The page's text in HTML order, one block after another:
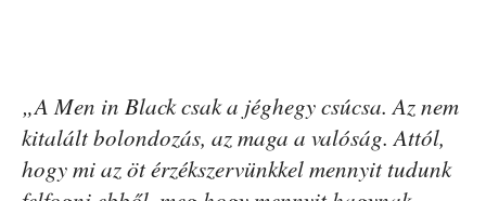
„A Men in Black csak a jéghegy csúcsa. Az nem
kitalált bolondozás, az maga a valóság. Attól,
hogy mi az öt érzékszervünkkel mennyit tudunk